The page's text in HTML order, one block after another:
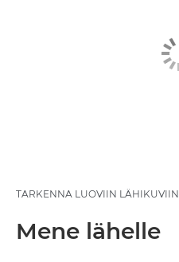
TARKENNA LUOVIIN LÄHIKUVIIN
Mene lähelle